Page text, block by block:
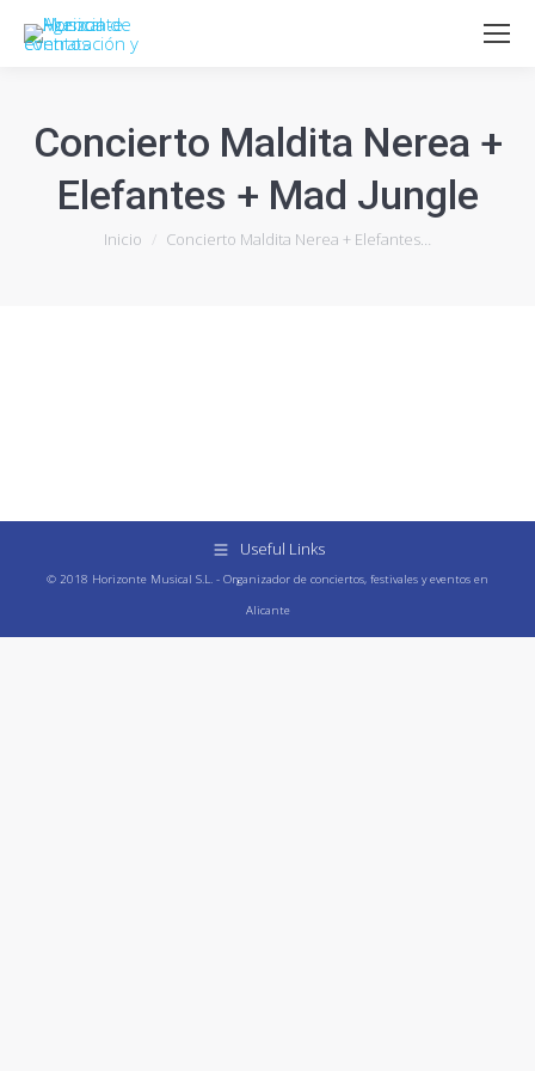
Concierto Maldita Nerea +
Elefantes + Mad Jungle
Estás aquí:
Inicio Concierto Maldita Nerea + Elefantes…
Useful Links
© 2018 Horizonte Musical S.L. - Organizador de conciertos, festivales y eventos en
Alicante